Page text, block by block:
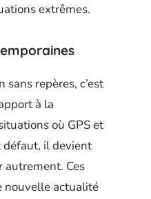
extrêmes.
repères, c’est
à la
où GPS et
il devient
autrement. Ces
nouvelle actualité